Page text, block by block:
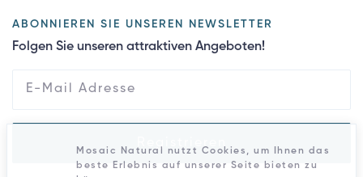
ABONNIEREN SIE UNSEREN NEWSLETTER
Folgen Sie unseren attraktiven Angeboten!
Mosaic Natural nutzt Cookies, um Ihnen das
beste Erlebnis auf unserer Seite bieten zu